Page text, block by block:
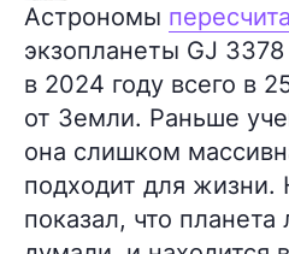
Астрономы
экзопланеты GJ
в 2024 году всего в
от Земли. Раньше
она слишком
подходит для жизни.
показал, что планета